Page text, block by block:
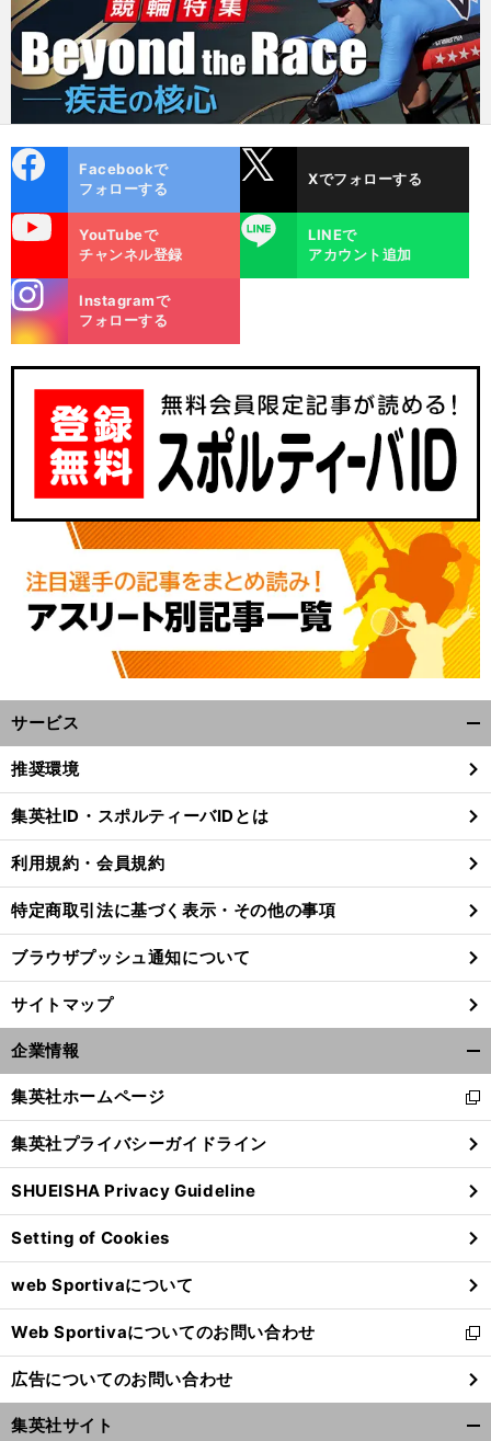
ok
Facebookで
フォローする
Xでフォローする
YouTubeで
チャンネル登録
LINE
LINEで
アカウント追加
m
Instagramで
フォローする
サービス
閉
る
推奨環境
集英社ID・スポルティーバIDとは
利用規約・会員規約
特定商取引法に基づく表示・その他の事項
ブラウザプッシュ通知について
サイトマップ
企業情報
閉
る
集英社ホームページ
新
し
い
ウ
ィ
ン
ド
ウ
で
開
く
集英社プライバシーガイドライン
SHUEISHA Privacy Guideline
Setting of Cookies
web Sportivaについて
Web Sportivaについてのお問い合わせ
新
し
い
ウ
ィ
広告についてのお問い合わせ
集英社サイト